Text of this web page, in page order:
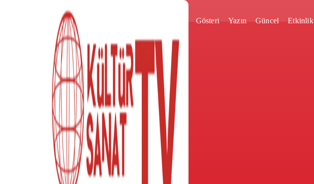
Gösteri Yazın Güncel Etkinlik